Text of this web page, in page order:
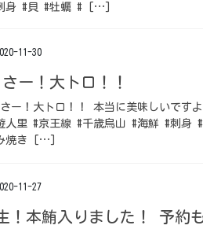
身 #貝 #牡蠣 # […]
11-30
さー！大トロ！！
さー！大トロ！！ 本当に美味しいで
人里 #京王線 #千歳烏山 #海鮮 #刺身
焼き […]
11-27
！本鮪入りました！ 予約